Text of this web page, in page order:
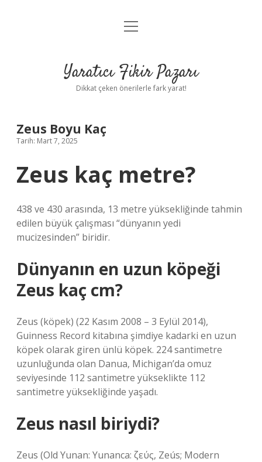
Anasayfa
Yasal Uyarı
menüyü
Yaratıcı Fikir Pazarı
Dikkat çeken önerilerle fark yarat!
Zeus Boyu Kaç
Tarih: Mart 7, 2025
Zeus kaç metre?
438 ve 430 arasında, 13 metre yüksekliğinde tahmin
edilen büyük çalışması “dünyanın yedi
mucizesinden” biridir.
Dünyanın en uzun köpeği
Zeus kaç cm?
Zeus (köpek) (22 Kasım 2008 – 3 Eylül 2014),
Guinness Record kitabına şimdiye kadarki en uzun
köpek olarak giren ünlü köpek. 224 santimetre
uzunluğunda olan Danua, Michigan’da omuz
seviyesinde 112 santimetre yükseklikte 112
santimetre yüksekliğinde yaşadı.
Zeus nasıl biriydi?
Zeus (Old Yunan: Yunanca: ζεύς, Zeús; Modern